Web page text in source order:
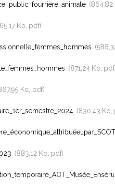
864,82
Ko, pdf
871,24 Ko, pdf
Ko, pdf
830,43 Ko,
883,12 Ko, pdf